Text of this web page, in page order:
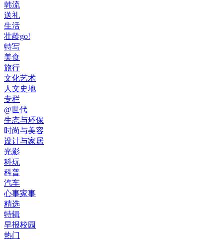
韩流
送礼
生活
壮龄go!
特写
美食
旅行
文化艺术
人文史地
专栏
@世代
生态与环保
时尚与美容
设计与家居
光影
科玩
科普
汽车
心事家事
精选
特辑
早报校园
热门